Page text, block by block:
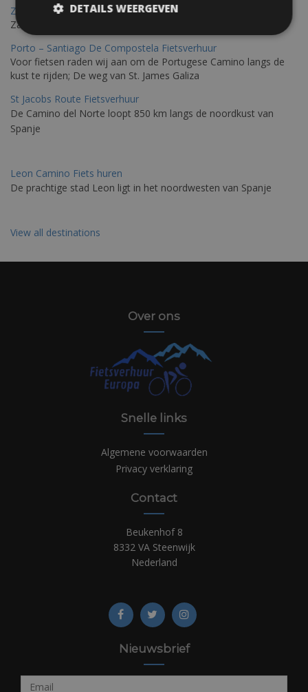
Zadar Fietsverhuur
Zadar, een verborgen parel die je op de fiets kunt ontdekken
Porto – Santiago De Compostela Fietsverhuur
Voor fietsen raden wij aan om de Portugese Camino langs de
kust te rijden; De weg van St. James Galiza
St Jacobs Route Fietsverhuur
De Camino del Norte loopt 850 km langs de noordkust van
Spanje
Leon Camino Fiets huren
De prachtige stad Leon ligt in het noordwesten van Spanje
View all destinations
Over ons
Snelle links
Algemene voorwaarden
Privacy verklaring
Contact
Beukenhof 8
8332 VA Steenwijk
Nederland
Nieuwsbrief
DETAILS WEERGEVEN